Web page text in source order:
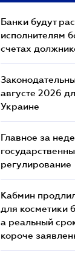
Банки будут
исполнителям
счетах
августе 2026
Украине
Главное за
регулирование
Кабмин
для косметики
а реальный
короче